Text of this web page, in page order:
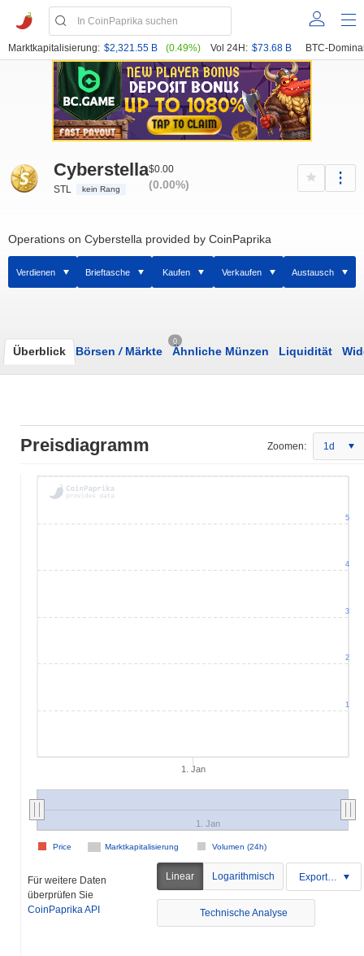
Marktkapitalisierung: $2,321.55 B (0.49%) Vol 24H: $73.68 B BTC-
Cyberstella
STL kein Rang
$0.00
(0.00%)
Operations on Cyberstella provided by CoinPaprika
Verdienen Brieftasche Kaufen Verkaufen Austausch
Überblick Börsen /Märkte
0
Ähnliche Münzen Liquidität
Preisdiagramm Zoomen: 1d
1. Jan
Marktkapitalisierung Volumen (24h)
Price
1. Jan
1
2
3
4
5
Für weitere Daten
überprüfen Sie
CoinPaprika API
Linear Logarithmisch Exportieren
Technische Analyse